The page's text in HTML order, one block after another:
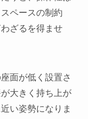
ペースの制約
ざるを得ませ
面が低く設置さ
大きく持ち上が
い姿勢になりま